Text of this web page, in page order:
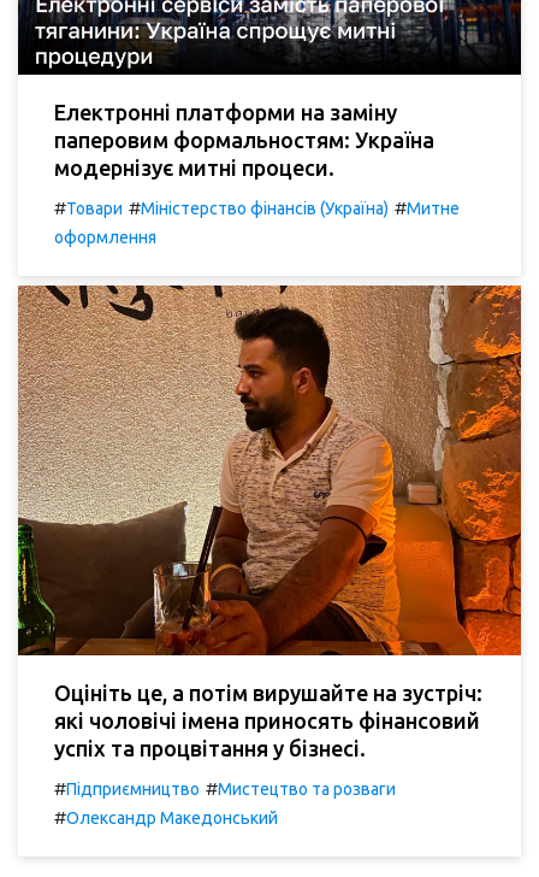
Електронні платформи на заміну
паперовим формальностям: Україна
модернізує митні процеси.
#Товари #Міністерство фінансів (Україна) #Митне
оформлення
Оцініть це, а потім вирушайте на зустріч:
які чоловічі імена приносять фінансовий
успіх та процвітання у бізнесі.
#Підприємництво #Мистецтво та розваги
#Олександр Македонський